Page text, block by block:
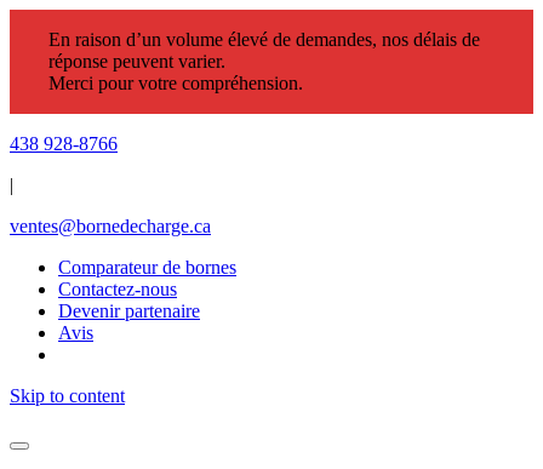
En raison d’un volume élevé de demandes, nos délais de
réponse peuvent varier.
Merci pour votre compréhension.
438 928-8766
|
ventes@bornedecharge.ca
Comparateur de bornes
Contactez-nous
Devenir partenaire
Avis
Skip to content